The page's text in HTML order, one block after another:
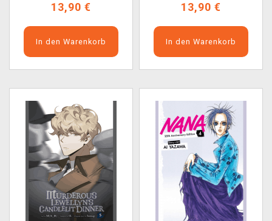
13,90 €
In den Warenkorb
13,90 €
In den Warenkorb